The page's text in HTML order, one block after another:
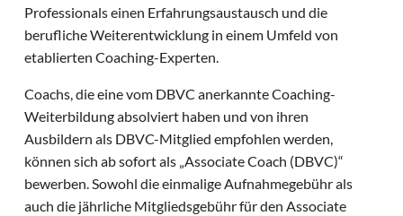
Professionals einen Erfahrungsaustausch und die
berufliche Weiterentwicklung in einem Umfeld von
etablierten Coaching-Experten.
Coachs, die eine vom DBVC anerkannte Coaching-
Weiterbildung absolviert haben und von ihren
Ausbildern als DBVC-Mitglied empfohlen werden,
können sich ab sofort als „Associate Coach (DBVC)“
bewerben. Sowohl die einmalige Aufnahmegebühr als
auch die jährliche Mitgliedsgebühr für den Associate